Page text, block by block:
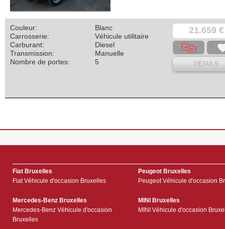
21.659 €
DÉTAILS
Couleur:
Blanc
Carrosserie:
Véhicule utilitaire
Carburant:
Diesel
Transmission:
Manuelle
Nombre de portes:
5
Fiat Bruxelles
Fiat Véhicule d'occasion Bruxelles
Peugeot Bruxelles
Peugeot Véhicule d'occasion
Mercedes-Benz Bruxelles
Mercedes-Benz Véhicule d'occasion
Bruxelles
MINI Bruxelles
MINI Véhicule d'occasion